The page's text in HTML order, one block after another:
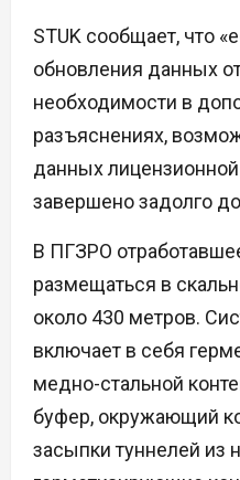
STUK сообщает, что
обновления данных
необходимости в
разъяснениях,
данных
завершено задолго
В ПГЗРО
размещаться в
около 430 метров.
включает в себя
медно-стальной
буфер, окружающий
засыпки туннелей из